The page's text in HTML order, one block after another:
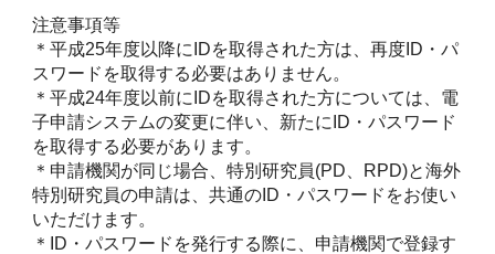
注意事項等
＊平成25年度以降にIDを取得された方は、再度ID・パ
スワードを取得する必要はありません。
＊平成24年度以前にIDを取得された方については、電
子申請システムの変更に伴い、新たにID・パスワード
を取得する必要があります。
＊申請機関が同じ場合、特別研究員(PD、RPD)と海外
特別研究員の申請は、共通のID・パスワードをお使い
いただけます。
＊ID・パスワードを発行する際に、申請機関で登録す